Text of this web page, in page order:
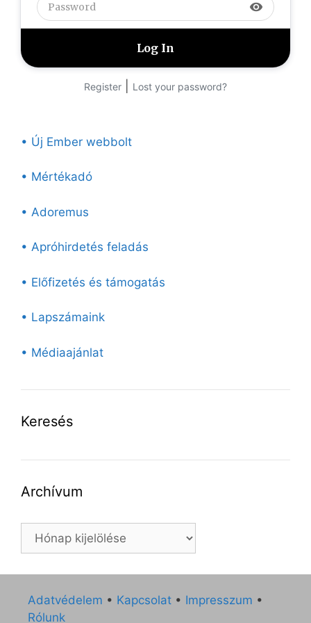
visibility
Register Lost your password?
• Új Ember webbolt
• Mértékadó
• Adoremus
• Apróhirdetés feladás
• Előfizetés és támogatás
• Lapszámaink
• Médiaajánlat
Keresés
Archívum
Archívum
Adatvédelem • Kapcsolat • Impresszum •
Rólunk